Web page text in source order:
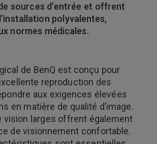
sources d’entrée et offrent
polyvalentes,
normes médicales.
de BenQ est conçu pour
reproduction des
aux exigences élevées
en matière de qualité d’image.
vision larges offrent également
de visionnement confortable.